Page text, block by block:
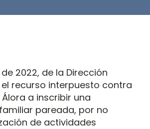
2022, de la Dirección
el recurso interpuesto contra
a inscribir una
pareada, por no
de actividades